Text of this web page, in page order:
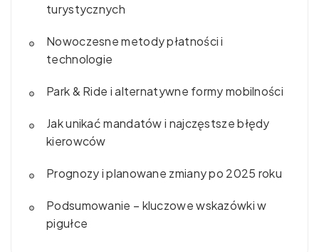
turystycznych
Nowoczesne metody płatności i
technologie
Park & Ride i alternatywne formy mobilności
Jak unikać mandatów i najczęstsze błędy
kierowców
Prognozy i planowane zmiany po 2025 roku
Podsumowanie – kluczowe wskazówki w
pigułce